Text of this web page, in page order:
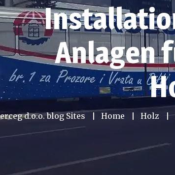
Anlagen
d.o.o. blog Sites Home Holz